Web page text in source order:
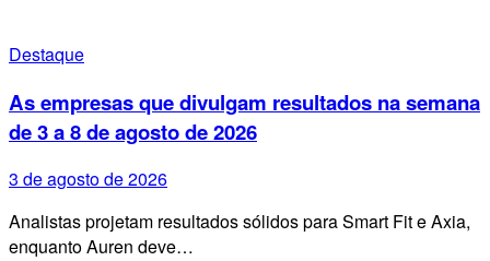
Destaque
As empresas que divulgam resultados na semana
de 3 a 8 de agosto de 2026
3 de agosto de 2026
Analistas projetam resultados sólidos para Smart Fit e Axia,
enquanto Auren deve…